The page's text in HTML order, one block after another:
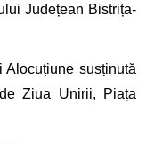
Județean Bistrița-
Alocuțiune susținută
Ziua Unirii, Piața